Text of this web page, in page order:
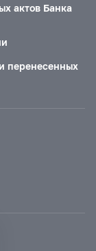
актов Банка
перенесенных